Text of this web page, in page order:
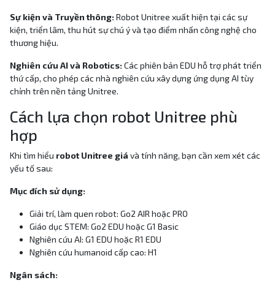
Sự kiện và Truyền thông: Robot Unitree xuất hiện tại các sự
kiện, triển lãm, thu hút sự chú ý và tạo điểm nhấn công nghệ cho
thương hiệu.
Nghiên cứu AI và Robotics: Các phiên bản EDU hỗ trợ phát triển
thứ cấp, cho phép các nhà nghiên cứu xây dựng ứng dụng AI tùy
chỉnh trên nền tảng Unitree.
Cách lựa chọn robot Unitree phù
hợp
Khi tìm hiểu robot Unitree giá và tính năng, bạn cần xem xét các
yếu tố sau:
Mục đích sử dụng:
Giải trí, làm quen robot: Go2 AIR hoặc PRO
Giáo dục STEM: Go2 EDU hoặc G1 Basic
Nghiên cứu AI: G1 EDU hoặc R1 EDU
Nghiên cứu humanoid cấp cao: H1
Ngân sách: